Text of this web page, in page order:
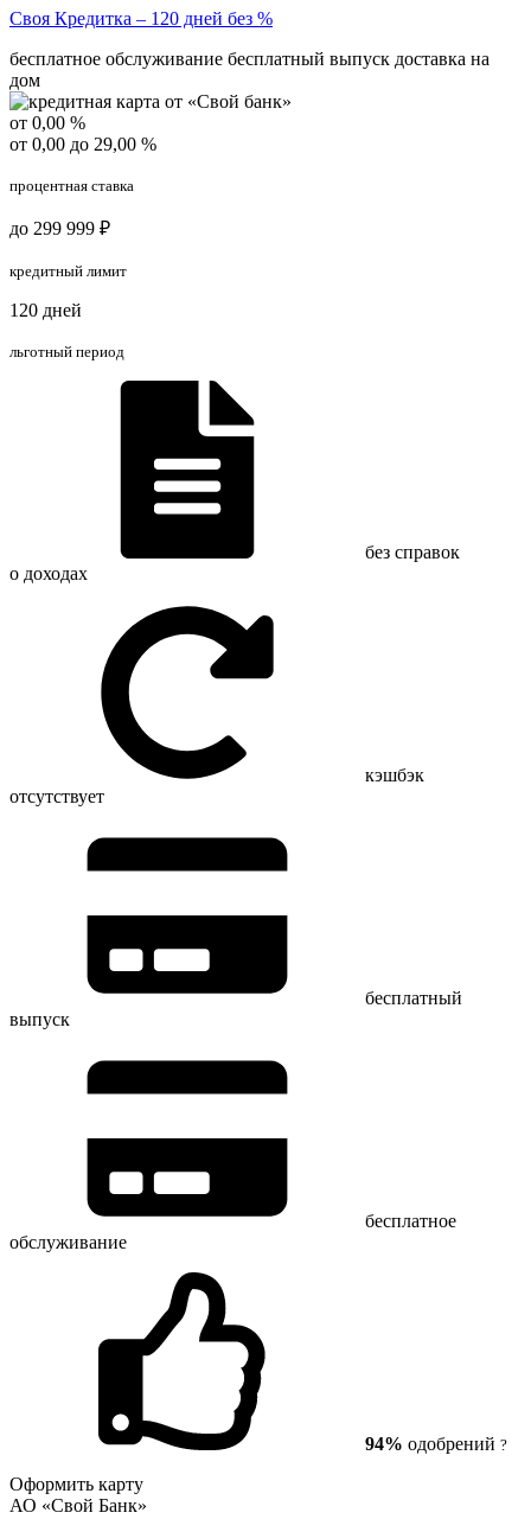
Своя Кредитка – 120 дней без %
бесплатное обслуживание бесплатный выпуск доставка на
дом
от 0,00 %
от 0,00 до 29,00 %
процентная ставка
до 299 999 ₽
кредитный лимит
120 дней
льготный период
без справок
о доходах
кэшбэк
отсутствует
бесплатный
выпуск
бесплатное
обслуживание
94% одобрений ?
Оформить карту
АО «Свой Банк»